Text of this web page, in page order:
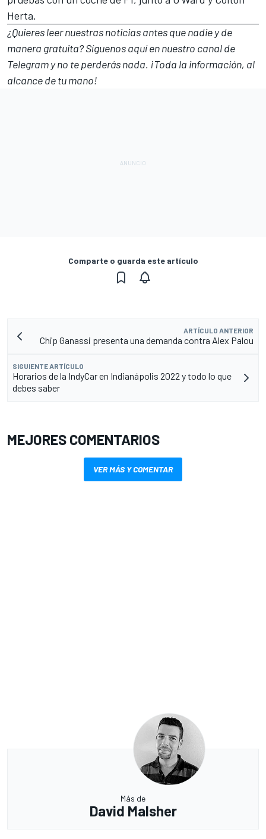
Herta.
¿Quieres leer nuestras noticias antes que nadie y de
manera gratuita? Síguenosaquí en nuestro canal de
Telegramy no te perderás nada. ¡Toda la información, al
alcance de tu mano!
Comparte o guarda este artículo
ARTÍCULO ANTERIOR
Chip Ganassi presenta una demanda contra Alex Palou
SIGUIENTE ARTÍCULO
Horarios de la IndyCar en Indianápolis 2022 y todo lo que
debes saber
MEJORES COMENTARIOS
VER MÁS Y COMENTAR
Más de
David Malsher